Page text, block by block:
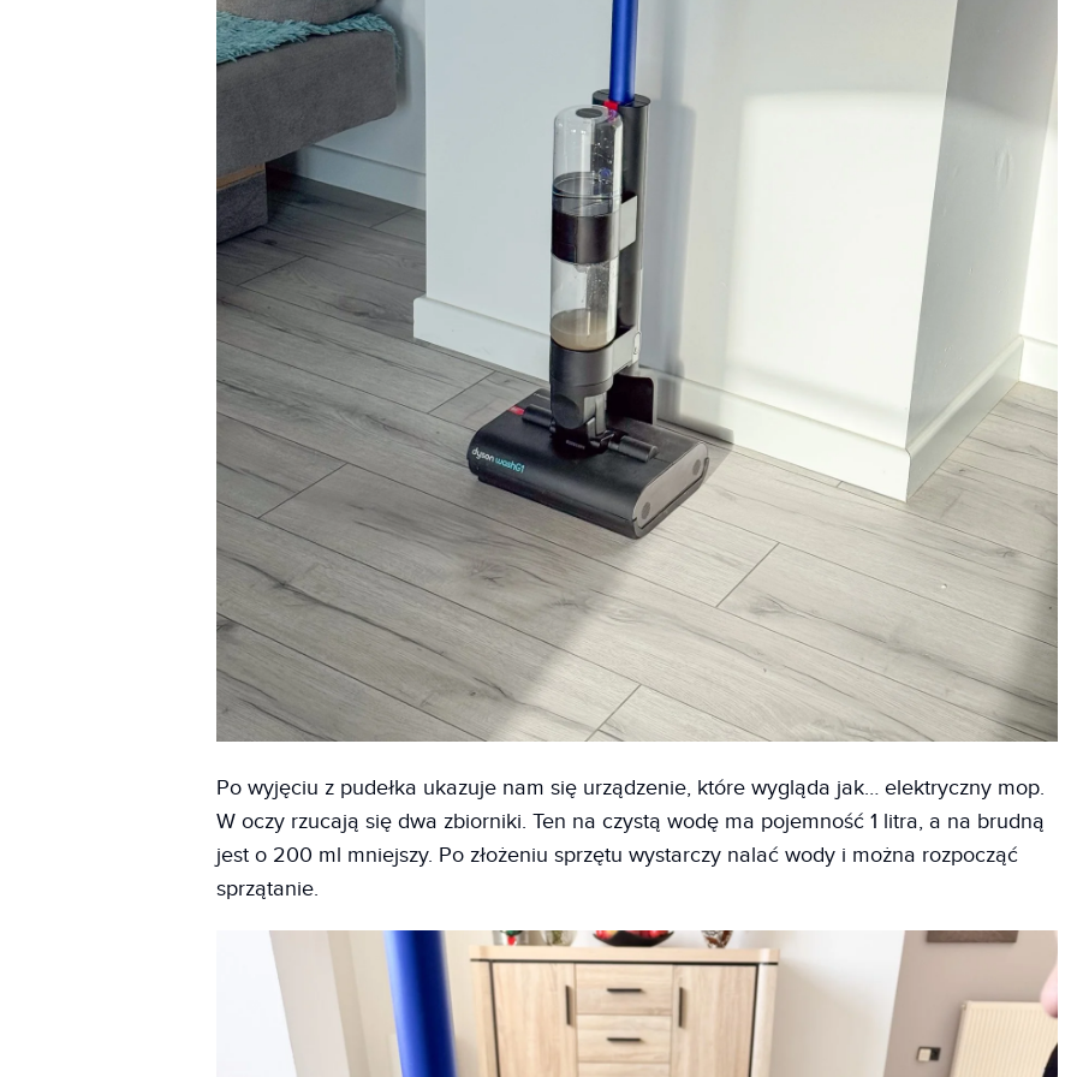
Po wyjęciu z pudełka ukazuje nam się urządzenie, które wygląda jak… elektryczny mop.
W oczy rzucają się dwa zbiorniki. Ten na czystą wodę ma pojemność 1 litra, a na brudną
jest o 200 ml mniejszy. Po złożeniu sprzętu wystarczy nalać wody i można rozpocząć
sprzątanie.